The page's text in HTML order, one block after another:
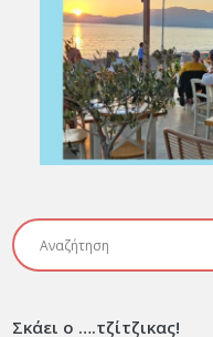
Σκάει ο ….τζίτζικας!